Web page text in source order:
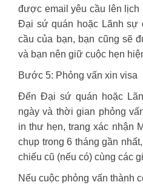
được email yêu cầu lên lịch
Đại sứ quán hoặc Lãnh sự
cầu của bạn, bạn cũng sẽ
và bạn nên giữ cuộc hẹn
Bước 5: Phỏng vấn xin visa
Đến Đại sứ quán hoặc
ngày và thời gian phỏng
in thư hẹn, trang xác nhận
chụp trong 6 tháng gần
chiếu cũ (nếu có) cùng các
Nếu cuộc phỏng vấn thành